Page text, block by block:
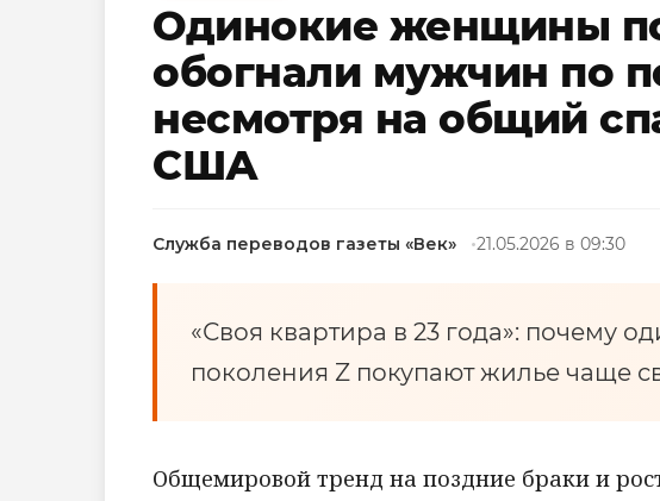
Одинокие женщины
обогнали мужчин по
несмотря на общий
США
Служба переводов газеты «Век» 21.05.2026 в 09:30
«Своя квартира в 23 года»: почему
поколения Z покупают жилье чаще
Общемировой тренд на поздние браки и